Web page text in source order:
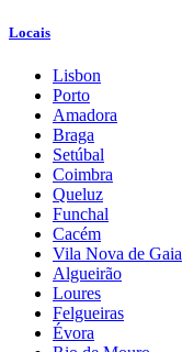
Locais
Lisbon
Porto
Amadora
Braga
Setúbal
Coimbra
Queluz
Funchal
Cacém
Vila Nova de Gaia
Algueirão
Loures
Felgueiras
Évora